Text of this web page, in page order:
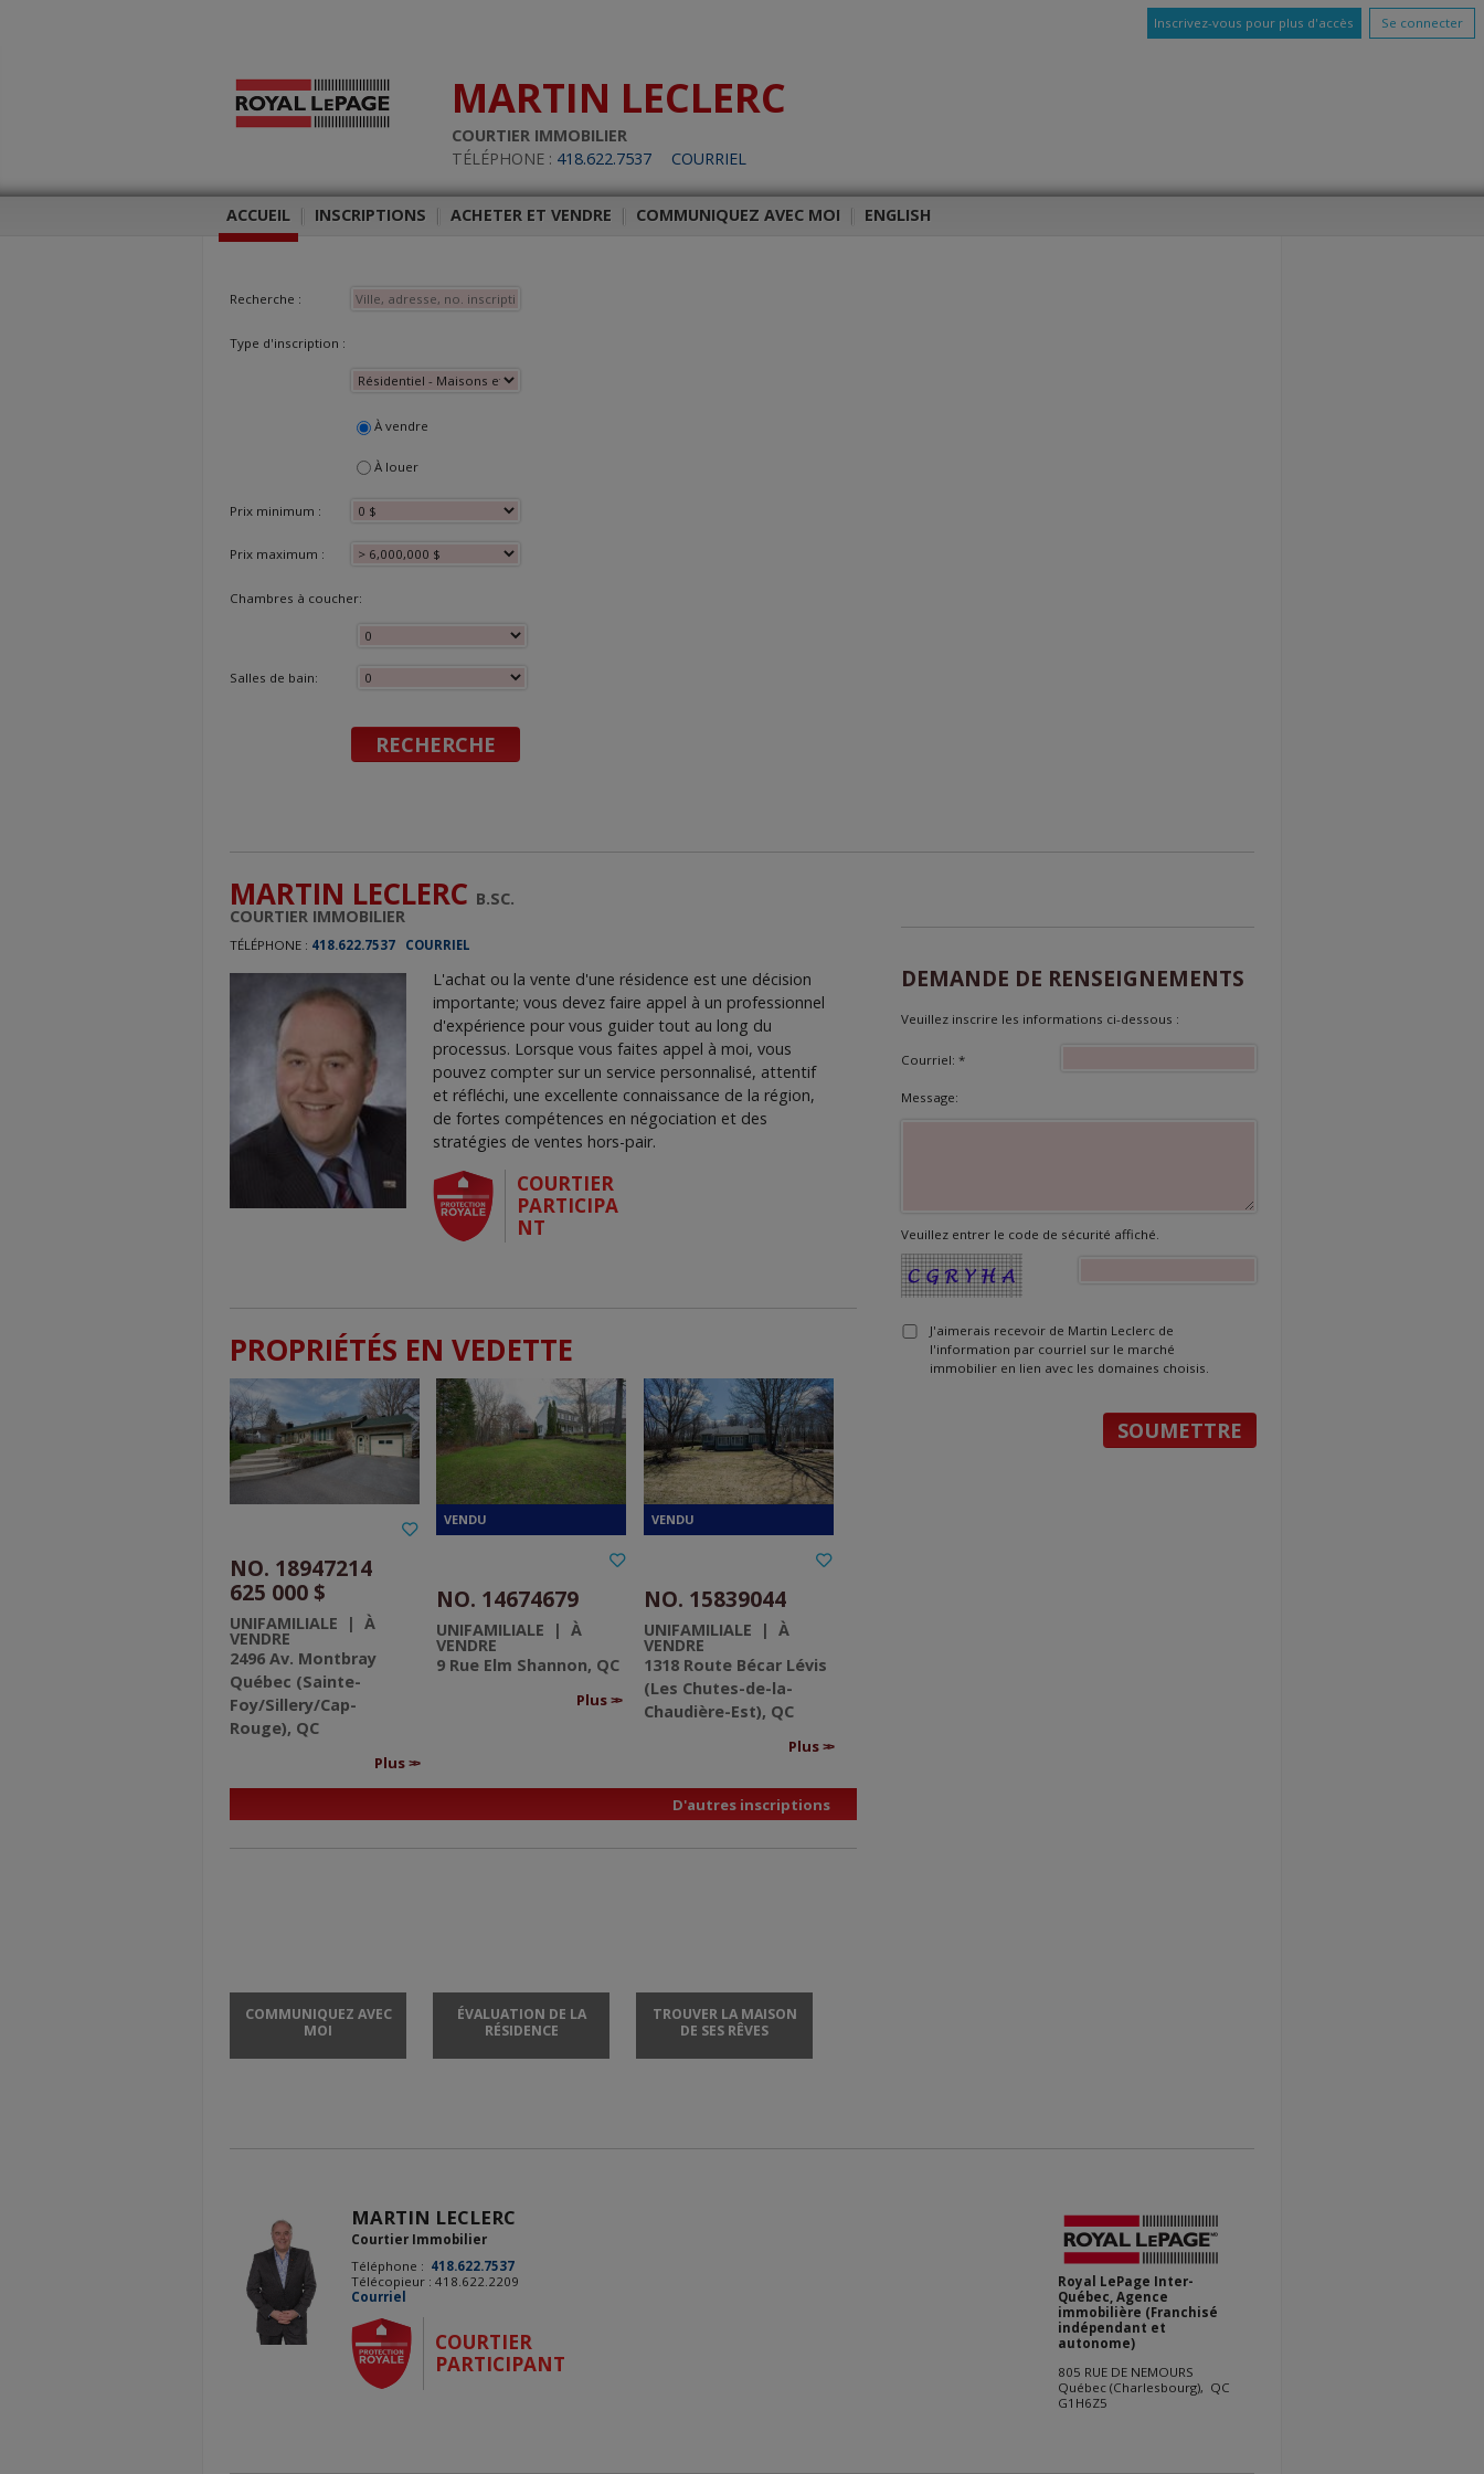
Inscrivez-vous pour plus d'accès Se connecter
MARTIN LECLERC
COURTIER IMMOBILIER
TÉLÉPHONE : 418.622.7537 COURRIEL
ACCUEIL | INSCRIPTIONS | ACHETER ET VENDRE | COMMUNIQUEZ AVEC MOI | ENGLISH
Recherche :
Type d'inscription :
À vendre
À louer
Prix minimum :
Prix maximum :
Chambres à coucher:
Salles de bain:
MARTIN LECLERC B.SC.
COURTIER IMMOBILIER
TÉLÉPHONE : 418.622.7537 COURRIEL
L'achat ou la vente d'une résidence est une décision
importante; vous devez faire appel à un professionnel
d'expérience pour vous guider tout au long du
processus. Lorsque vous faites appel à moi, vous
pouvez compter sur un service personnalisé, attentif
et réfléchi, une excellente connaissance de la région,
de fortes compétences en négociation et des
stratégies de ventes hors-pair.
COURTIER
PARTICIPA
NT
PROPRIÉTÉS EN VEDETTE
NO. 18947214
625 000 $
UNIFAMILIALE | À
VENDRE
2496 Av. Montbray
Québec (Sainte-
Foy/Sillery/Cap-
Rouge), QC
Plus
NO. 14674679
UNIFAMILIALE | À
VENDRE
9 Rue Elm Shannon, QC
Plus
NO. 15839044
UNIFAMILIALE | À
VENDRE
1318 Route Bécar Lévis
(Les Chutes-de-la-
Chaudière-Est), QC
Plus
D'autres inscriptions
COMMUNIQUEZ AVEC
MOI
ÉVALUATION DE LA
RÉSIDENCE
TROUVER LA MAISON
DE SES RÊVES
DEMANDE DE RENSEIGNEMENTS
Veuillez inscrire les informations ci-dessous :
Courriel: *
Message:
Veuillez entrer le code de sécurité affiché.
J'aimerais recevoir de Martin Leclerc de
l'information par courriel sur le marché
immobilier en lien avec les domaines choisis.
MARTIN LECLERC
Courtier Immobilier
Téléphone : 418.622.7537
Télécopieur : 418.622.2209
Courriel
COURTIER
PARTICIPANT
Royal LePage Inter-
Québec, Agence
immobilière (Franchisé
indépendant et
autonome)
805 RUE DE NEMOURS
Québec (Charlesbourg), QC
G1H6Z5